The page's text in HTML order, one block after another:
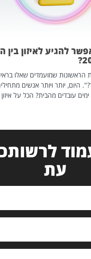
להגיע לאיזון בין
שמועמדים שאלו
היום, יותר ויותר אנשים
עובדים מהבית? הכל על איזון
עת